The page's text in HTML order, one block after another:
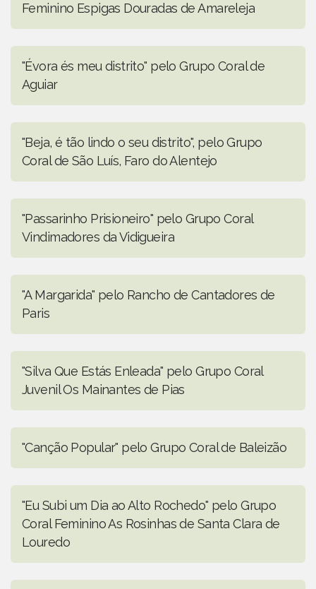
Feminino Espigas Douradas de Amareleja
"Évora és meu distrito" pelo Grupo Coral de
Aguiar
"Beja, é tão lindo o seu distrito", pelo Grupo
Coral de São Luís, Faro do Alentejo
"Passarinho Prisioneiro" pelo Grupo Coral
Vindimadores da Vidigueira
"A Margarida" pelo Rancho de Cantadores de
Paris
"Silva Que Estás Enleada" pelo Grupo Coral
Juvenil Os Mainantes de Pias
"Canção Popular" pelo Grupo Coral de Baleizão
"Eu Subi um Dia ao Alto Rochedo" pelo Grupo
Coral Feminino As Rosinhas de Santa Clara de
Louredo